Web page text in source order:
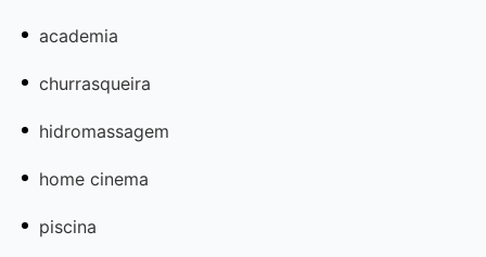
academia
churrasqueira
hidromassagem
home cinema
piscina